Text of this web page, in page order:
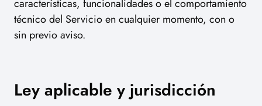
características, funcionalidades o el comportamiento
técnico del Servicio en cualquier momento, con o
sin previo aviso.
Ley aplicable y jurisdicción